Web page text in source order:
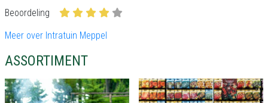
Beoordeling
Meer over Intratuin Meppel
ASSORTIMENT